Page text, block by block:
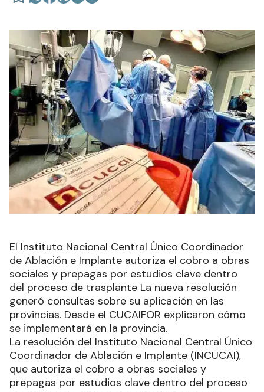
El Instituto Nacional Central Único Coordinador
de Ablación e Implante autoriza el cobro a obras
sociales y prepagas por estudios clave dentro
del proceso de trasplante La nueva resolución
generó consultas sobre su aplicación en las
provincias. Desde el CUCAIFOR explicaron cómo
se implementará en la provincia.
La resolución del Instituto Nacional Central Único
Coordinador de Ablación e Implante (INCUCAI),
que autoriza el cobro a obras sociales y
prepagas por estudios clave dentro del proceso